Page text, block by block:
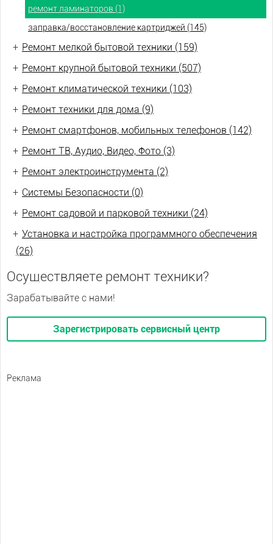
ремонт ламинаторов (1)
заправка/восстановление картриджей (145)
+ Ремонт мелкой бытовой техники (159)
+ Ремонт крупной бытовой техники (507)
+ Ремонт климатической техники (103)
+ Ремонт техники для дома (9)
+ Ремонт смартфонов, мобильных телефонов (142)
+ Ремонт ТВ, Аудио, Видео, Фото (3)
+ Ремонт электроинструмента (2)
+ Системы Безопасности (0)
+ Ремонт садовой и парковой техники (24)
+ Установка и настройка программного обеспечения
(26)
Осуществляете ремонт техники?
Зарабатывайте с нами!
Зарегистрировать сервисный центр
Реклама